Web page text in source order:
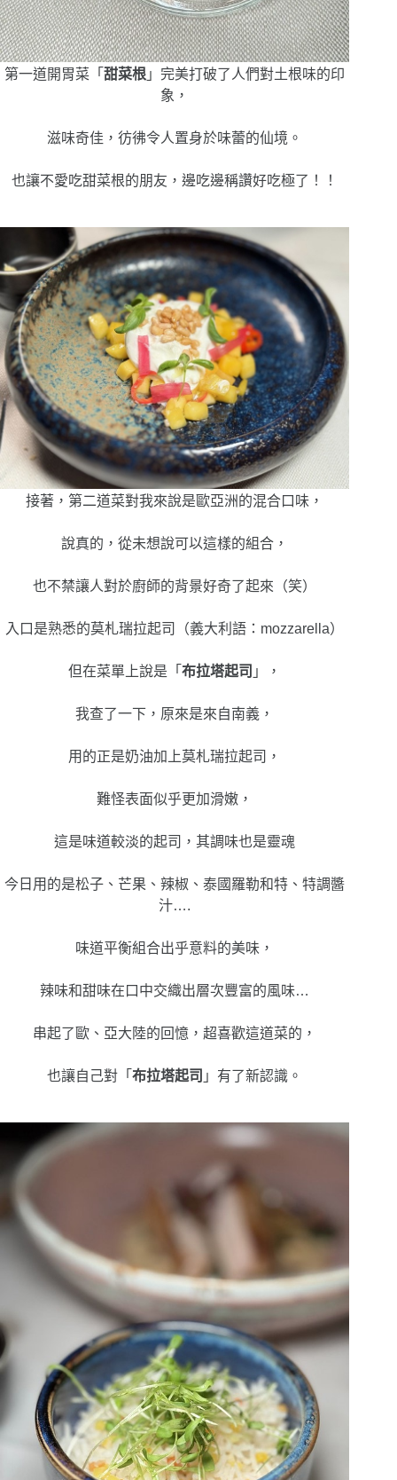
第一道開胃菜「甜菜根 」完美打破了人們對土根味的印
象，
滋味奇佳，彷彿令人置身於味蕾的仙境。
也讓不愛吃甜菜根的朋友，邊吃邊稱讚好吃極了！！
接著，第二道菜對我來說是歐亞洲的混合口味，
說真的，從未想說可以這樣的組合，
也不禁讓人對於廚師的背景好奇了起來（笑）
入口是熟悉的莫札瑞拉起司（義大利語：mozzarella）
但在菜單上說是「布拉塔起司 」，
我查了一下，原來是來自南義，
用的正是奶油加上莫札瑞拉起司，
難怪表面似乎更加滑嫩，
這是味道較淡的起司，其調味也是靈魂
今日用的是松子、芒果、辣椒、泰國羅勒和特、特調醬
汁….
味道平衡組合出乎意料的美味，
辣味和甜味在口中交織出層次豐富的風味…
串起了歐、亞大陸的回憶，超喜歡這道菜的，
也讓自己對 「布拉塔起司 」有了新認識。